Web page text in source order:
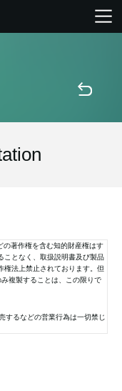
の著作権を含む知的財産権はす
ことなく、取扱説明書及び製品
権法上禁止されております。但
複製することは、この限りで
するなどの営業行為は一切禁じ
ます。このライブラリーで公開
お問い合わせにはお応えでき